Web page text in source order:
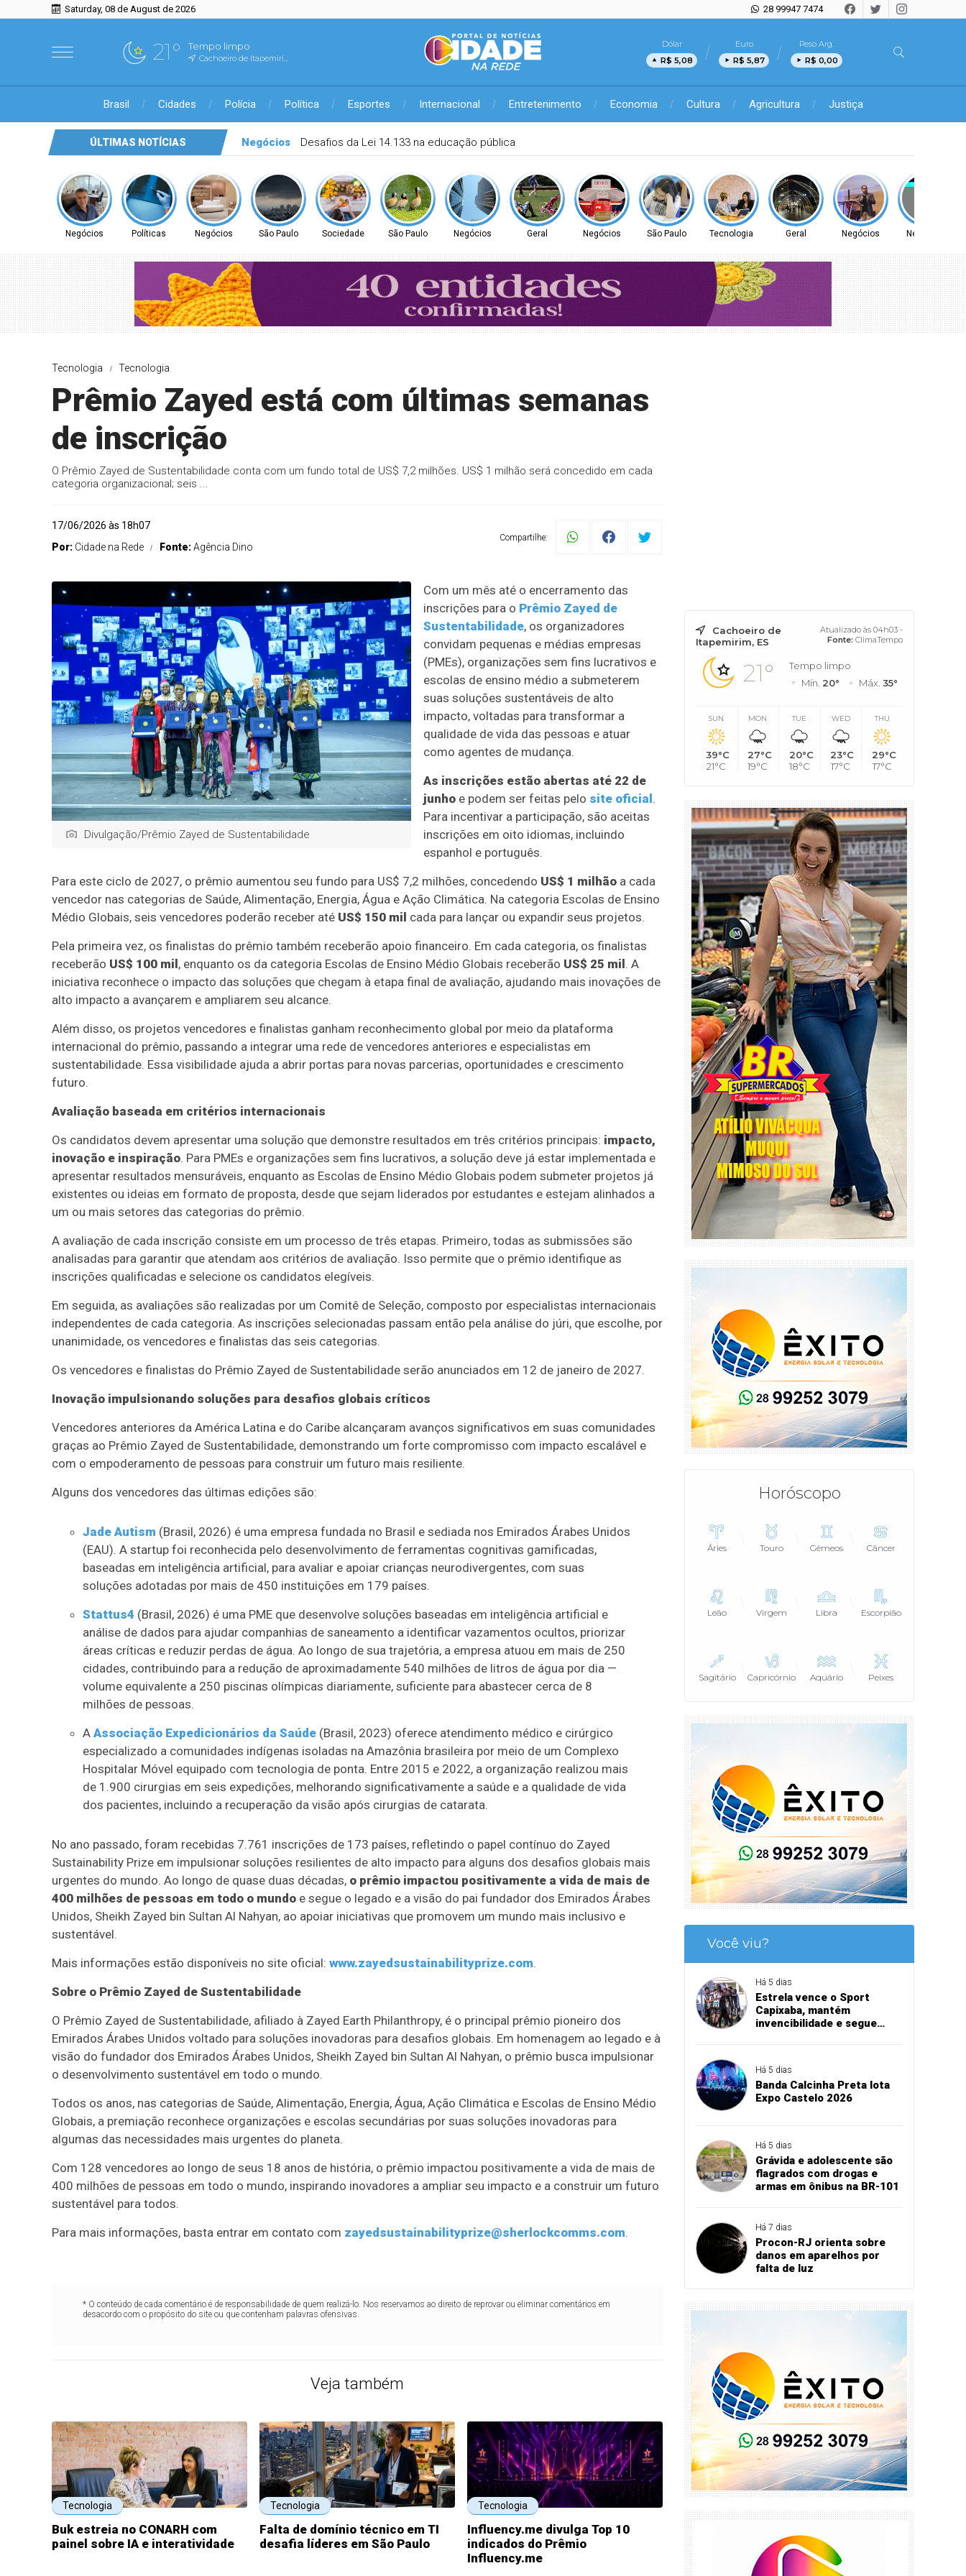
Saturday, 08 de August de 2026 28 99947 7474
21° Tempo limpo
Cachoeiro de Itapemirim, ES
Dólar
R$ 5,08
Euro
R$ 5,87
Peso Arg.
R$ 0,00
Brasil Cidades Polícia Política Esportes Internacional Entretenimento Economia Cultura Agricultura Justiça
ÚLTIMAS NOTÍCIAS Políticas CONITEC abre consulta para Hipertensão Arterial Pulmonar
Negócios Políticas Negócios São Paulo Sociedade São Paulo Negócios Geral Negócios São Paulo Tecnologia Geral Negócios Negócios
Tecnologia Tecnologia
Prêmio Zayed está com últimas semanas
de inscrição
O Prêmio Zayed de Sustentabilidade conta com um fundo total de US$ 7,2 milhões. US$ 1 milhão será concedido em cada
categoria organizacional; seis ...
17/06/2026 às 18h07
Por: Cidade na Rede Fonte:Agência Dino
Compartilhe:
Divulgação/Prêmio Zayed de Sustentabilidade
Com um mês até o encerramento das
inscrições para o Prêmio Zayed de
Sustentabilidade, os organizadores
convidam pequenas e médias empresas
(PMEs), organizações sem fins lucrativos e
escolas de ensino médio a submeterem
suas soluções sustentáveis de alto
impacto, voltadas para transformar a
qualidade de vida das pessoas e atuar
como agentes de mudança.
As inscrições estão abertas até 22 de
junho e podem ser feitas pelo site oficial .
Para incentivar a participação, são aceitas
inscrições em oito idiomas, incluindo
espanhol e português.
Para este ciclo de 2027, o prêmio aumentou seu fundo para US$ 7,2 milhões, concedendo US$ 1 milhão a cada
vencedor nas categorias de Saúde, Alimentação, Energia, Água e Ação Climática. Na categoria Escolas de Ensino
Médio Globais, seis vencedores poderão receber até US$ 150 mil cada para lançar ou expandir seus projetos.
Pela primeira vez, os finalistas do prêmio também receberão apoio financeiro. Em cada categoria, os finalistas
receberão US$ 100 mil , enquanto os da categoria Escolas de Ensino Médio Globais receberão US$ 25 mil . A
iniciativa reconhece o impacto das soluções que chegam à etapa final de avaliação, ajudando mais inovações de
alto impacto a avançarem e ampliarem seu alcance.
Além disso, os projetos vencedores e finalistas ganham reconhecimento global por meio da plataforma
internacional do prêmio, passando a integrar uma rede de vencedores anteriores e especialistas em
sustentabilidade. Essa visibilidade ajuda a abrir portas para novas parcerias, oportunidades e crescimento
futuro.
Avaliação baseada em critérios internacionais
Os candidatos devem apresentar uma solução que demonstre resultados em três critérios principais: impacto,
inovação e inspiração. Para PMEs e organizações sem fins lucrativos, a solução deve já estar implementada e
apresentar resultados mensuráveis, enquanto as Escolas de Ensino Médio Globais podem submeter projetos já
existentes ou ideias em formato de proposta, desde que sejam liderados por estudantes e estejam alinhados a
um ou mais setores das categorias do prêmio.
A avaliação de cada inscrição consiste em um processo de três etapas. Primeiro, todas as submissões são
analisadas para garantir que atendam aos critérios de avaliação. Isso permite que o prêmio identifique as
inscrições qualificadas e selecione os candidatos elegíveis.
Em seguida, as avaliações são realizadas por um Comitê de Seleção, composto por especialistas internacionais
independentes de cada categoria. As inscrições selecionadas passam então pela análise do júri, que escolhe, por
unanimidade, os vencedores e finalistas das seis categorias.
Os vencedores e finalistas do Prêmio Zayed de Sustentabilidade serão anunciados em 12 de janeiro de 2027.
Inovação impulsionando soluções para desafios globais críticos
Vencedores anteriores da América Latina e do Caribe alcançaram avanços significativos em suas comunidades
graças ao Prêmio Zayed de Sustentabilidade, demonstrando um forte compromisso com impacto escalável e
com o empoderamento de pessoas para construir um futuro mais resiliente.
Alguns dos vencedores das últimas edições são:
Jade Autism (Brasil, 2026) é uma empresa fundada no Brasil e sediada nos Emirados Árabes Unidos
(EAU). A startup foi reconhecida pelo desenvolvimento de ferramentas cognitivas gamificadas,
baseadas em inteligência artificial, para avaliar e apoiar crianças neurodivergentes, com suas
soluções adotadas por mais de 450 instituições em 179 países.
Stattus4 (Brasil, 2026) é uma PME que desenvolve soluções baseadas em inteligência artificial e
análise de dados para ajudar companhias de saneamento a identificar vazamentos ocultos, priorizar
áreas críticas e reduzir perdas de água. Ao longo de sua trajetória, a empresa atuou em mais de 250
cidades, contribuindo para a redução de aproximadamente 540 milhões de litros de água por dia —
volume equivalente a 250 piscinas olímpicas diariamente, suficiente para abastecer cerca de 8
milhões de pessoas.
A Associação Expedicionários da Saúde(Brasil, 2023) oferece atendimento médico e cirúrgico
especializado a comunidades indígenas isoladas na Amazônia brasileira por meio de um Complexo
Hospitalar Móvel equipado com tecnologia de ponta. Entre 2015 e 2022, a organização realizou mais
de 1.900 cirurgias em seis expedições, melhorando significativamente a saúde e a qualidade de vida
dos pacientes, incluindo a recuperação da visão após cirurgias de catarata.
No ano passado, foram recebidas 7.761 inscrições de 173 países, refletindo o papel contínuo do Zayed
Sustainability Prize em impulsionar soluções resilientes de alto impacto para alguns dos desafios globais mais
urgentes do mundo. Ao longo de quase duas décadas, o prêmio impactou positivamente a vida de mais de
400 milhões de pessoas em todo o mundo e segue o legado e a visão do pai fundador dos Emirados Árabes
Unidos, Sheikh Zayed bin Sultan Al Nahyan, ao apoiar iniciativas que promovem um mundo mais inclusivo e
sustentável.
Mais informações estão disponíveis no site oficial: www.zayedsustainabilityprize.com.
Sobre o Prêmio Zayed de Sustentabilidade
O Prêmio Zayed de Sustentabilidade, afiliado à Zayed Earth Philanthropy, é o principal prêmio pioneiro dos
Emirados Árabes Unidos voltado para soluções inovadoras para desafios globais. Em homenagem ao legado e à
visão do fundador dos Emirados Árabes Unidos, Sheikh Zayed bin Sultan Al Nahyan, o prêmio busca impulsionar
o desenvolvimento sustentável em todo o mundo.
Todos os anos, nas categorias de Saúde, Alimentação, Energia, Água, Ação Climática e Escolas de Ensino Médio
Globais, a premiação reconhece organizações e escolas secundárias por suas soluções inovadoras para
algumas das necessidades mais urgentes do planeta.
Com 128 vencedores ao longo de seus 18 anos de história, o prêmio impactou positivamente a vida de mais de
400 milhões de pessoas em todo o mundo, inspirando inovadores a ampliar seu impacto e a construir um futuro
sustentável para todos.
Para mais informações, basta entrar em contato com zayedsustainabilityprize@sherlockcomms.com.
* O conteúdo de cada comentário é de responsabilidade de quem realizá-lo. Nos reservamos ao direito de reprovar ou eliminar comentários em
desacordo com o propósito do site ou que contenham palavras ofensivas.
Veja também
Tecnologia
Buk estreia no CONARH com
painel sobre IA e interatividade
Tecnologia
Falta de domínio técnico em TI
desafia líderes em São Paulo
Tecnologia
Influency.me divulga Top 10
indicados do Prêmio
Influency.me
Cachoeiro de
Itapemirim, ES
Atualizado às 04h03 -
Fonte: ClimaTempo
21°
Tempo limpo
Mín. 20° Máx. 35°
SUN
39°C
21°C
MON
27°C
19°C
TUE
20°C
18°C
WED
23°C
17°C
THU
29°C
17°C
Horóscopo
Áries Touro Gêmeos Câncer
Leão Virgem Libra Escorpião
Sagitário Capricórnio Aquário Peixes
Você viu?
Há 5 dias
Estrela vence o Sport
Capixaba, mantém
invencibilidade e segue
Há 5 dias
Banda Calcinha Preta lota
Expo Castelo 2026
Há 5 dias
Grávida e adolescente são
flagrados com drogas e
armas em ônibus na BR-101
Há 7 dias
Procon-RJ orienta sobre
danos em aparelhos por
falta de luz